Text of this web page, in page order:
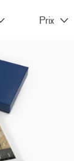
Prix
de